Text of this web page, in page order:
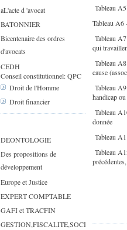
aL'acte d 'avocat
BATONNIER
Bicentenaire des ordres
d'avocats
CEDH
Conseil constitutionnel: QPC
Droit de l'Homme
Droit financier
DEONTOLOGIE
Des propositions de
développement
Europe et Justice
EXPERT COMPTABLE
GAFI et TRACFIN
GESTION,FISCALITE,SOCIAL
Tableau
Tableau A6
Tableau
qui
Tableau
cause
Tableau
handicap
Tableau
donnée
Tableau
Tableau